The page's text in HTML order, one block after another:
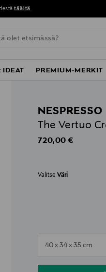
täältä
IDEAT PREMIUM-MERKIT
NESPRESSO
The Vertuo
Original Price
720,00 €
ValitseVäri
40 x 34 x 35 cm
null